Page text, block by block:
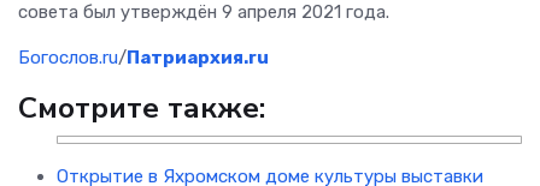
совета был утверждён 9 апреля 2021 года.
Богослов.ru/Патриархия.ru
Смотрите также:
Открытие в Яхромском доме культуры выставки